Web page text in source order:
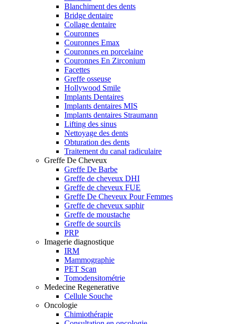
Blanchiment des dents
Bridge dentaire
Collage dentaire
Couronnes
Couronnes Emax
Couronnes en porcelaine
Couronnes En Zirconium
Facettes
Greffe osseuse
Hollywood Smile
Implants Dentaires
Implants dentaires MIS
Implants dentaires Straumann
Lifting des sinus
Nettoyage des dents
Obturation des dents
Traitement du canal radiculaire
Greffe De Cheveux
Greffe De Barbe
Greffe de cheveux DHI
Greffe de cheveux FUE
Greffe De Cheveux Pour Femmes
Greffe de cheveux saphir
Greffe de moustache
Greffe de sourcils
PRP
Imagerie diagnostique
IRM
Mammographie
PET Scan
Tomodensitométrie
Medecine Regenerative
Cellule Souche
Oncologie
Chimiothérapie